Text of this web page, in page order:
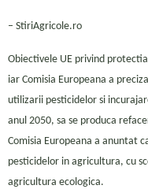
– StiriAgricole.ro
Obiectivele UE privind
iar Comisia Europeana a
utilizarii pesticidelor si
anul 2050, sa se produca
Comisia Europeana a anuntat
pesticidelor in agricultura, cu
agricultura ecologica.